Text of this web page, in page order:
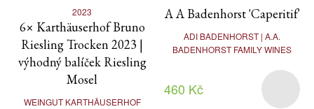
2023
6× Karthäuserhof Bruno
Riesling Trocken 2023 |
výhodný balíček Riesling
Mosel
WEINGUT KARTHÄUSERHOF
A A Badenhorst 'Caperitif'
ADI BADENHORST | A.A.
BADENHORST FAMILY WINES
460 Kč